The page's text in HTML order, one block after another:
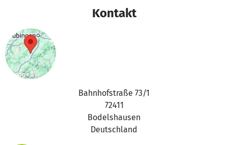
der Eingangsbereich sollten in neuem Glanz erstrahlen.
Daher gingen unsere unglaublich fleißigen ehrenamtlichen
Helfer erneut ans Werk. Der Aufenthaltsraum wurde in
zwei trennbare Räume geteilt, die Wandverkleidung
entfernt, ebenfalls eine Lüftungsanlage eingebaut, neue
Heizungsrohre verlegt und Heizungen montiert. Die
Decken wurden abgehängt und in den neuen Decken
Leuchtmittel sowie ein Beamer integriert. Wände neu
verputzt und gestrichen, ein neuer Boden verlegt und
schlussendlich mit neuen Vorhängen und Bildern der
Raum wohnlich gestaltet.
Kontakt
Bahnhofstraße 73/1
72411
Bodelshausen
Deutschland